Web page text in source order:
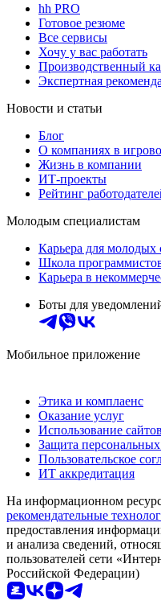
hh PRO
Готовое резюме
Все сервисы
Хочу у вас работать
Производственный
Экспертная
Новости и статьи
Блог
О компаниях в
Жизнь в компании
ИТ-проекты
Рейтинг
Молодым специалистам
Карьера для молодых
Школа
Карьера в
Боты для
Мобильное приложение
Этика и комплаенс
Оказание услуг
Использование сайтов
Защита
Пользовательское
ИТ аккредитация
На информационном
рекомендательные
предоставления
и анализа сведений,
пользователей сети
Российской Федерации)